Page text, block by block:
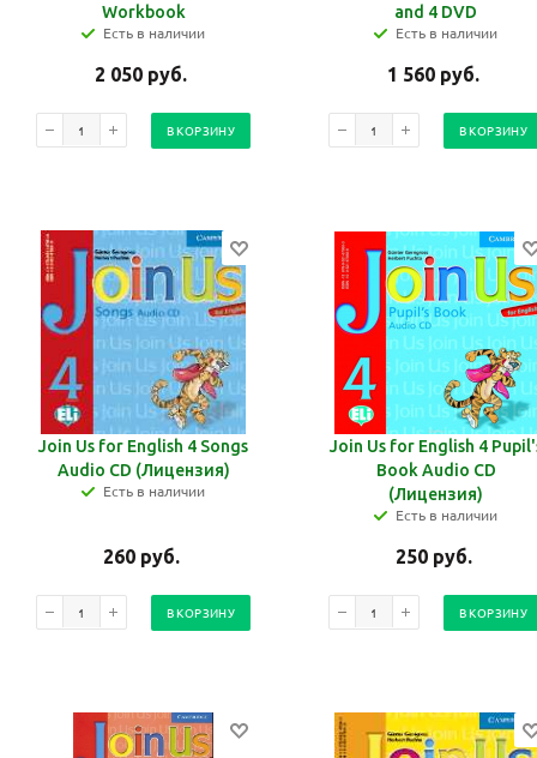
Workbook
Есть в наличии
2 050 руб.
В КОРЗИНУ
and 4 DVD
Есть в наличии
1 560 руб.
В КОРЗИНУ
Join Us for English 4 Songs
Audio CD (Лицензия)
Есть в наличии
260руб.
В КОРЗИНУ
Join Us for English 4
Book Audio CD
(Лицензия)
Есть в наличии
250руб.
В КОРЗИНУ